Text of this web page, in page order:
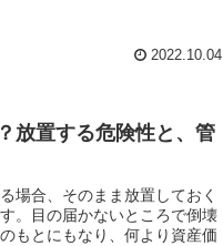
2022.10.04
放置する危険性と、管
場合、そのまま放置しておく
。目の届かないところで倒壊
もとにもなり、何より資産価